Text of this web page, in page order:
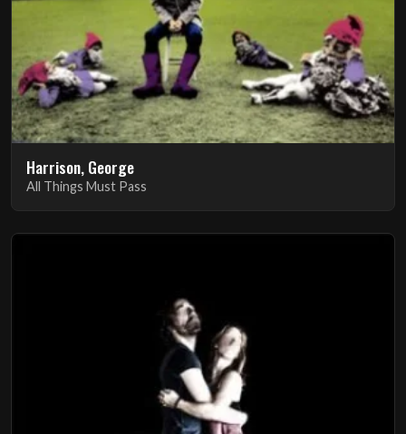
Harrison, George
All Things Must Pass